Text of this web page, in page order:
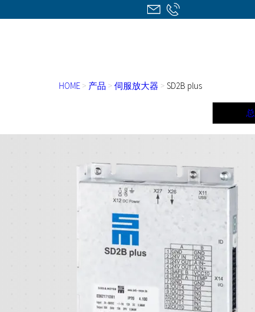
HOME > 产品 > 伺服放大器 > SD2B plus